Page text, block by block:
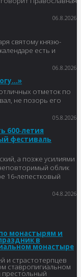
06.8.2026
святому князю-
есть и
06.8.2026
отметок по
не позорь его
05.8.2026
600‑летия
фестиваль
а позже усилиями
облик
16‑лепестковый
04.8.2026
монастырям и
в
монастыре
и страстотерпцев
ставропигиальном